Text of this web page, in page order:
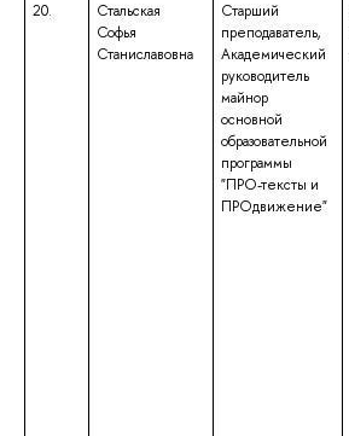
20.
Стальская
Софья
Станиславовна
Старший
преподаватель,
Академический
руководитель
майнор
основной
образовательной
программы
"ПРО-тексты и
ПРОдвижение"